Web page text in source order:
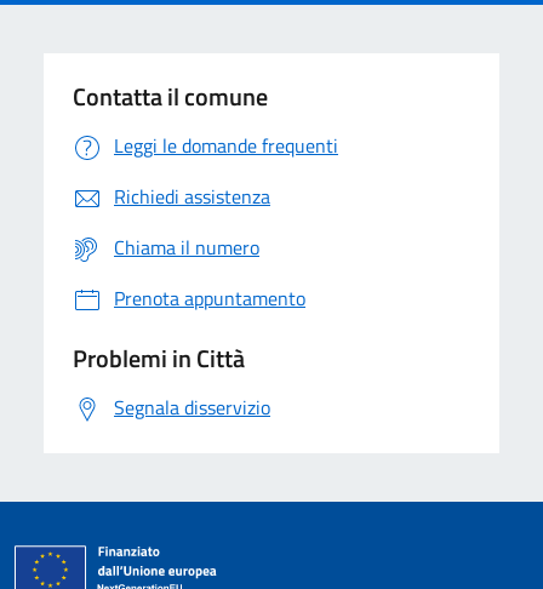
Contatta il comune
Leggi le domande frequenti
Richiedi assistenza
Chiama il numero
Prenota appuntamento
Problemi in Città
Segnala disservizio